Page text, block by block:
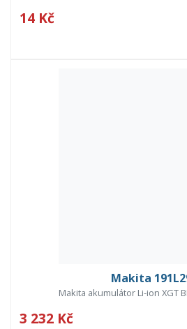
14 Kč
Makita
Makita akumulátor Li-ion XGT
3 232 Kč